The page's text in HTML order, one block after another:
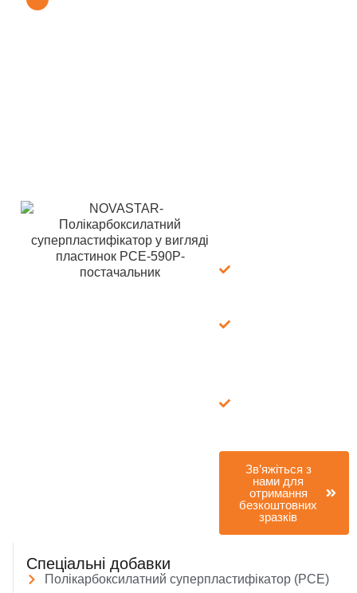
Зв’яжіться з
нами для
отримання
безкоштовних
зразків
Спеціальні добавки
Полікарбоксилатний суперпластифікатор (PCE)